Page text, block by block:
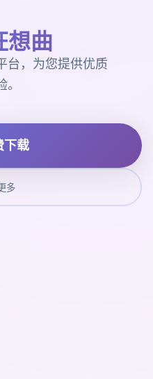
想曲
台，为您提供优质
下载
多